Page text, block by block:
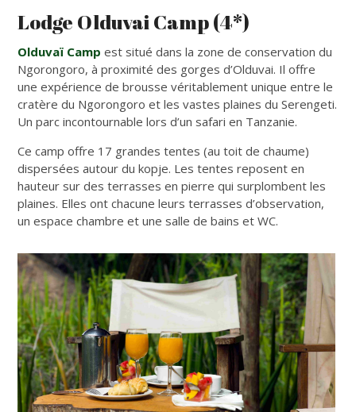
Lodge Olduvai Camp (4*)
Olduvaï Camp est situé dans la zone de conservation du
Ngorongoro, à proximité des gorges d’Olduvai. Il offre
une expérience de brousse véritablement unique entre le
cratère du Ngorongoro et les vastes plaines du Serengeti.
Un parc incontournable lors d’un safari en Tanzanie.
Ce camp offre 17 grandes tentes (au toit de chaume)
dispersées autour du kopje. Les tentes reposent en
hauteur sur des terrasses en pierre qui surplombent les
plaines. Elles ont chacune leurs terrasses d’observation,
un espace chambre et une salle de bains et WC.